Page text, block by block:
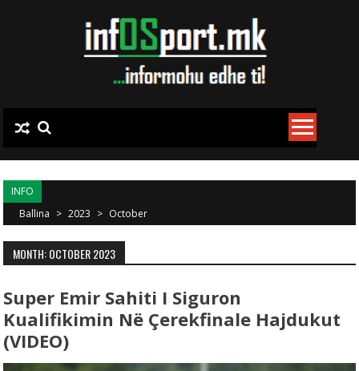
INFO
Ballina > 2023 > October
MONTH: OCTOBER 2023
Super Emir Sahiti I Siguron
Kualifikimin Në Çerekfinale Hajdukut
(VIDEO)